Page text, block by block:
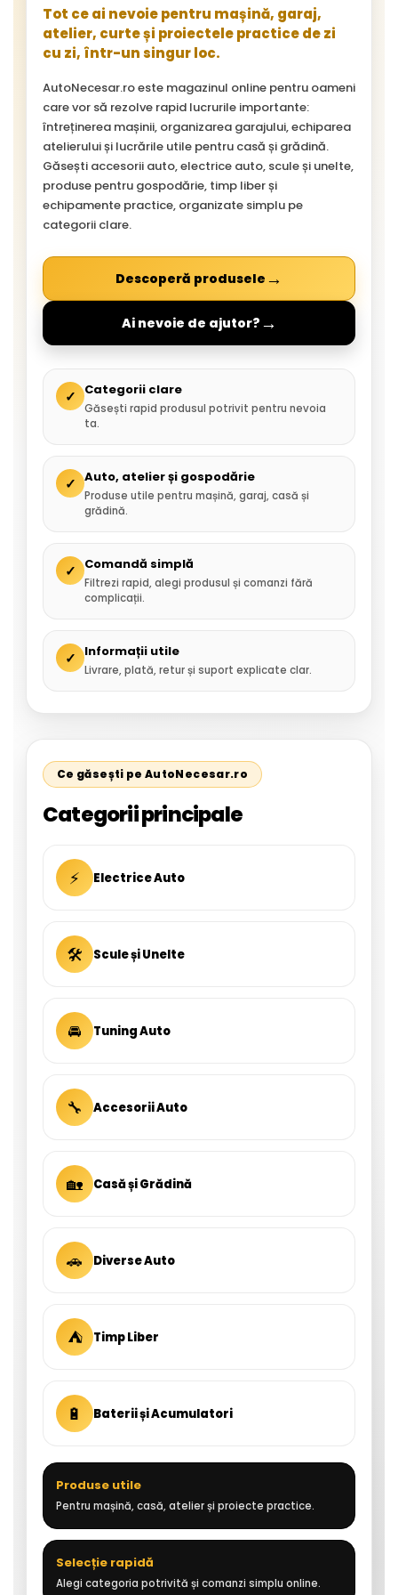
Tot ce ai nevoie pentru mașină, garaj,
atelier, curte și proiectele practice de zi
cu zi, într-un singur loc.
AutoNecesar.ro este magazinul online pentru oameni
care vor să rezolve rapid lucrurile importante:
întreținerea mașinii, organizarea garajului, echiparea
atelierului și lucrările utile pentru casă și grădină.
Găsești accesorii auto, electrice auto, scule și unelte,
produse pentru gospodărie, timp liber și
echipamente practice, organizate simplu pe
categorii clare.
Descoperă produsele →
Ai nevoie de ajutor? →
✓ Categorii clare
Găsești rapid produsul potrivit pentru nevoia
ta.
✓ Auto, atelier și gospodărie
Produse utile pentru mașină, garaj, casă și
grădină.
✓ Comandă simplă
Filtrezi rapid, alegi produsul și comanzi fără
complicații.
✓ Informații utile
Livrare, plată, retur și suport explicate clar.
Ce găsești pe AutoNecesar.ro
Categorii principale
⚡ Electrice Auto
🛠 Scule și Unelte
🚘 Tuning Auto
🔧 Accesorii Auto
🏡 Casă și Grădină
🚗 Diverse Auto
⛺ Timp Liber
🔋 Baterii și Acumulatori
Produse utile
Pentru mașină, casă, atelier și proiecte practice.
Selecție rapidă
Alegi categoria potrivită și comanzi simplu online.